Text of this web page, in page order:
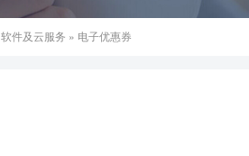
软件及云服务 » 电子优惠券